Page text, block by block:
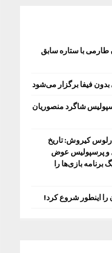
با ستاره سابق
بدون فیفا برگزار می‌شود
شاگرد منصوریان
کیروش: تاریخ
و پرسپولیس عوض
برنامه بازی‌ها را
اینطور شروع کرد!